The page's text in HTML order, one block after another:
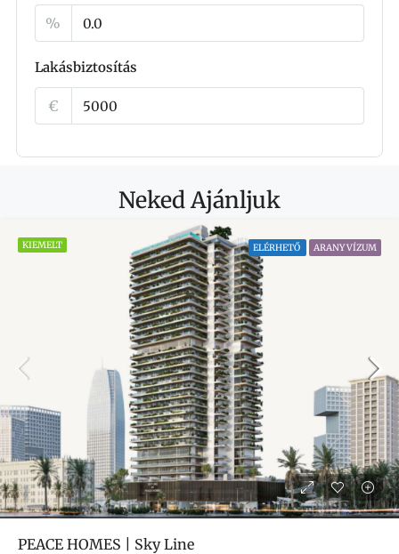
%
Lakásbiztosítás
€
Neked Ajánljuk
KIEMELT ELÉRHETŐ ARANY VÍZUM
PEACE HOMES | Sky Line